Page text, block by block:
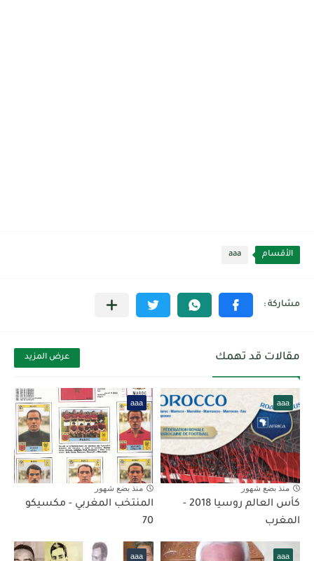
الأقسام aaa
مقالات قد تهمك عرض المزيد
aaa
منذ بضع شهور
كأس العالم روسيا 2018 -
المغرب
aaa
منذ بضع شهور
المنتخب المغربي - مكسيكو
70
aaa
aaa